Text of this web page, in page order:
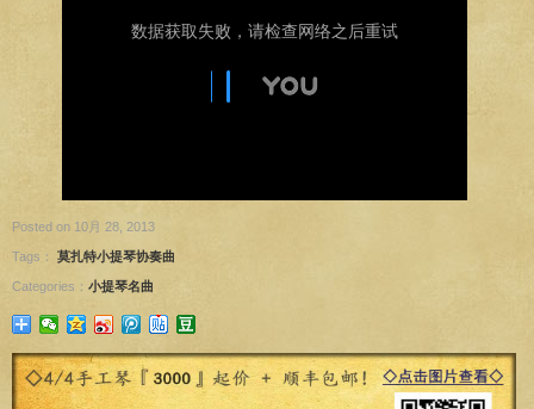
Posted on 10月 28, 2013
Tags： 莫扎特小提琴协奏曲
Categories： 小提琴名曲